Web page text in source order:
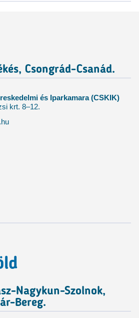
Csongrád-Csanád.
és Iparkamara (CSKIK)
krt. 8–12.
Nagykun-Szolnok,
Bereg.